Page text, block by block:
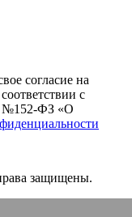
согласие на
с
№152-ФЗ «О
защищены.